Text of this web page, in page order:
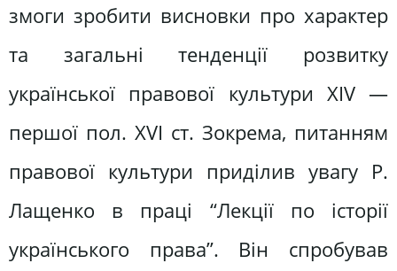
змоги зробити висновки про характер
та загальні тенденції розвитку
української правової культури XIV —
першої пол. XVI ст. Зокрема, питанням
правової культури приділив увагу Р.
Лащенко в праці “Лекції по історії
українського права”. Він спробував